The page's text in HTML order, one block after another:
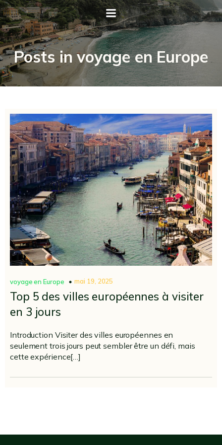
Posts in voyage en Europe
voyage en Europe mai 19, 2025
Top 5 des villes européennes à visiter
en 3 jours
Introduction Visiter des villes européennes en
seulement trois jours peut sembler être un défi, mais
cette expérience[…]